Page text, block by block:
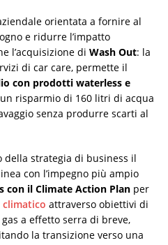
orientata a fornire al
e ridurre l’impatto
l’acquisizione di Wash Out: la
di car care, permette il
con prodotti waterless e
risparmio di 160 litri di acqua
senza produrre scarti al
della strategia di business il
con l’impegno più ampio
con il Climate Action Plan per
attraverso obiettivi di
a effetto serra di breve,
la transizione verso una